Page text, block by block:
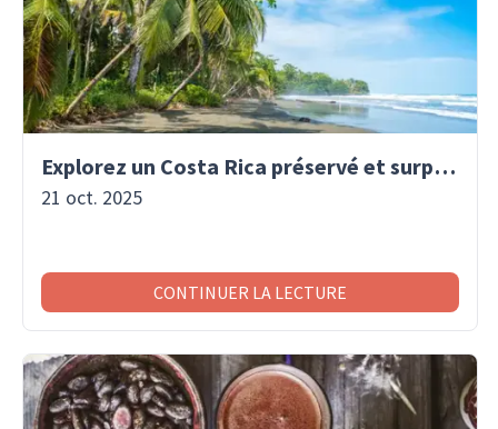
Explorez un Costa Rica préservé et surprenant
21 oct. 2025
CONTINUER LA LECTURE